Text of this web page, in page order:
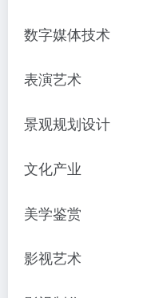
数字媒体技术
表演艺术
景观规划设计
文化产业
美学鉴赏
影视艺术